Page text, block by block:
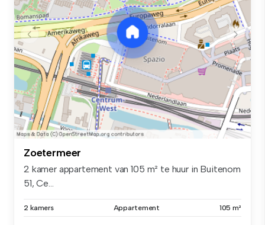
Zoetermeer
2 kamer appartement van 105 m² te huur in Buitenom
51, Ce...
2 kamers Appartement 105 m²